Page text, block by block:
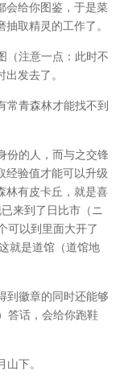
会给你图鉴，于是菜
取精灵的工作了。
（注意一点：此时不
发去了。
常青森林才能找不到
份的人，而与之交锋
经验值才能可以升级
林有皮卡丘，就是喜
来到了日比市（ニ
可以到里面大开了
就是道馆（道馆地
到徽章的同时还能够
答话，会给你跑鞋
下。